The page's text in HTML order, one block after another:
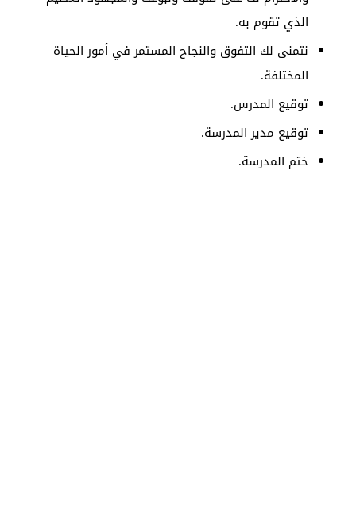
الذي تقوم به.
نتمنى لك التفوق والنجاح المستمر في أمور الحياة
المختلفة.
توقيع المدرس.
توقيع مدير المدرسة.
ختم المدرسة.